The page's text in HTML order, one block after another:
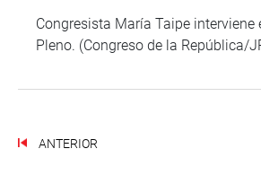
Congresista María Taipe interviene
Pleno. (Congreso de la República/
ANTERIOR